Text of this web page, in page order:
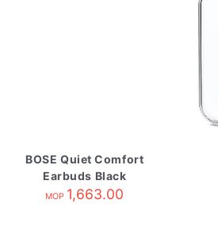
BOSE Quiet Comfort
Earbuds Black
MOP 1,663.00